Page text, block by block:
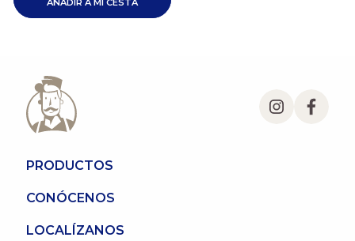
PRODUCTOS
CONÓCENOS
LOCALÍZANOS